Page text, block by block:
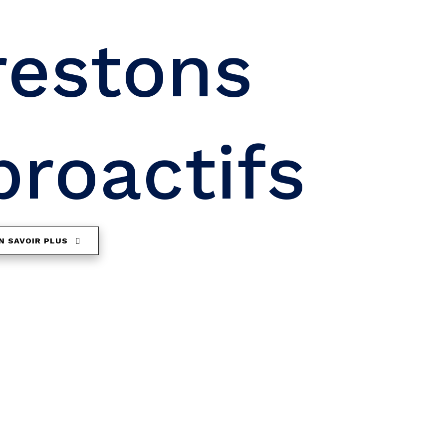
SAVOIR PLUS